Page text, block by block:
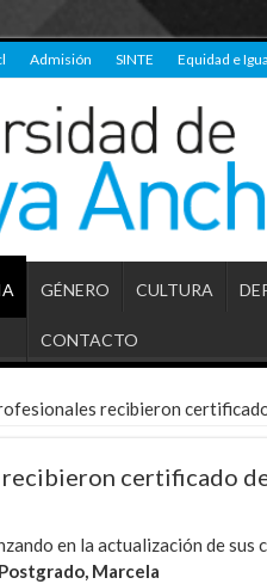
Admisión SINTE Equidad e
GÉNERO CULTURA
CONTACTO
recibieron
certificado
en la actualización de sus
Marcela